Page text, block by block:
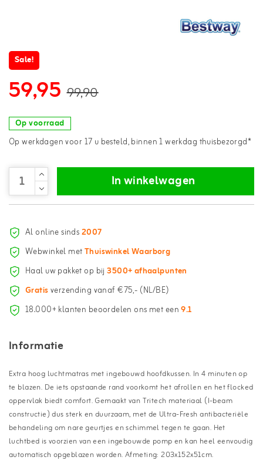
Sale!
59,95 99,90
Op voorraad
Op werkdagen voor 17 u besteld, binnen 1 werkdag thuisbezorgd*
In winkelwagen
Al online sinds2007
Webwinkel metThuiswinkel Waarborg
Haal uw pakket op bij3500+ afhaalpunten
Gratisverzending vanaf €75,- (NL/BE)
18.000+ klanten beoordelen ons met een9.1
Informatie
Extra hoog luchtmatras met ingebouwd hoofdkussen. In 4 minuten op
te blazen. De iets opstaande rand voorkomt het afrollen en het flocked
oppervlak biedt comfort. Gemaakt van Tritech materiaal (I-beam
constructie) dus sterk en duurzaam, met de Ultra-Fresh antibacteriële
behandeling om nare geurtjes en schimmel tegen te gaan. Het
luchtbed is voorzien van een ingebouwde pomp en kan heel eenvoudig
automatisch opgeblazen worden. Afmeting: 203x152x51cm.